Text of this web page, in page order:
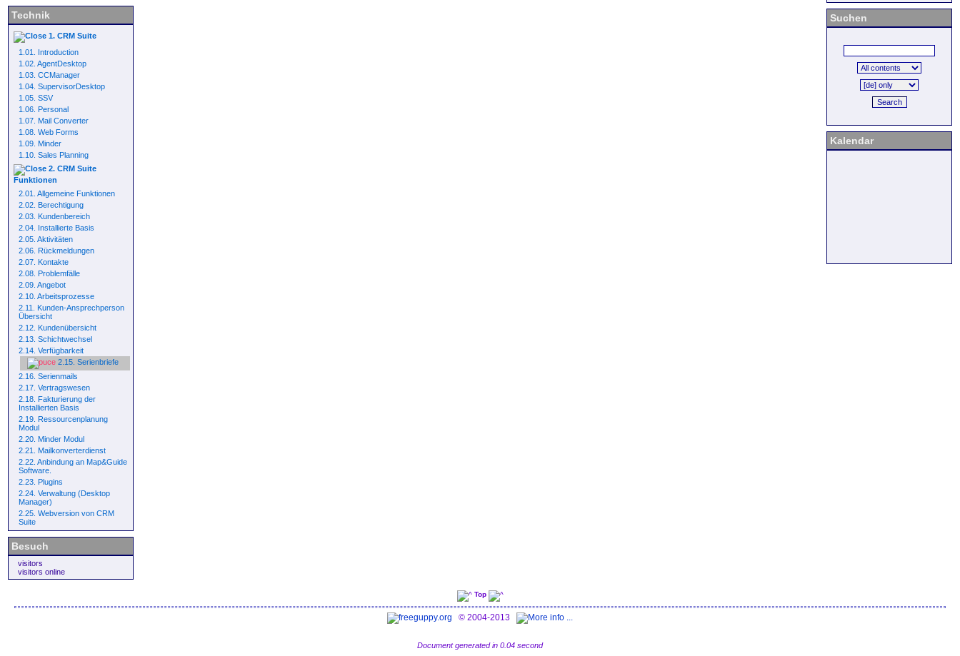
Technik
1. CRM Suite
1.01. Introduction
1.02. AgentDesktop
1.03. CCManager
1.04. SupervisorDesktop
1.05. SSV
1.06. Personal
1.07. Mail Converter
1.08. Web Forms
1.09. Minder
1.10. Sales Planning
2. CRM Suite
Funktionen
2.01. Allgemeine Funktionen
2.02. Berechtigung
2.03. Kundenbereich
2.04. Installierte Basis
2.05. Aktivitäten
2.06. Rückmeldungen
2.07. Kontakte
2.08. Problemfälle
2.09. Angebot
2.10. Arbeitsprozesse
2.11. Kunden-Ansprechperson
Übersicht
2.12. Kundenübersicht
2.13. Schichtwechsel
2.14. Verfügbarkeit
2.15. Serienbriefe
2.16. Serienmails
2.17. Vertragswesen
2.18. Fakturierung der
Installierten Basis
2.19. Ressourcenplanung
Modul
2.20. Minder Modul
2.21. Mailkonverterdienst
2.22. Anbindung an Map&Guide
Software.
2.23. Plugins
2.24. Verwaltung (Desktop
Manager)
2.25. Webversion von CRM
Suite
Besuch
visitors
visitors online
Suchen
Search
Kalendar
Top
© 2004-2013
Document generated in 0.04 second